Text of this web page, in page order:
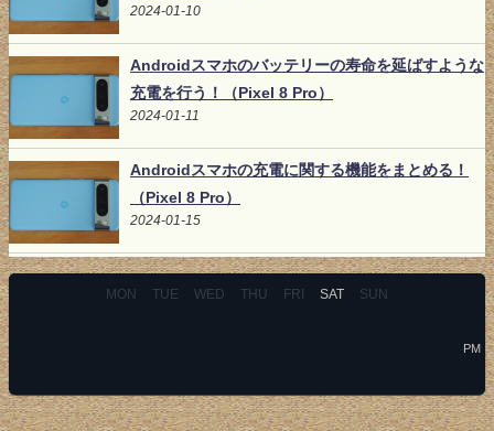
2024-01-10
Androidスマホのバッテリーの寿命を延ばすような
充電を行う！（Pixel 8 Pro）
2024-01-11
Androidスマホの充電に関する機能をまとめる！
（Pixel 8 Pro）
2024-01-15
MON TUE WED THU FRI SAT SUN
PM